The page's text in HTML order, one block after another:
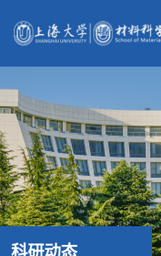
科研动态